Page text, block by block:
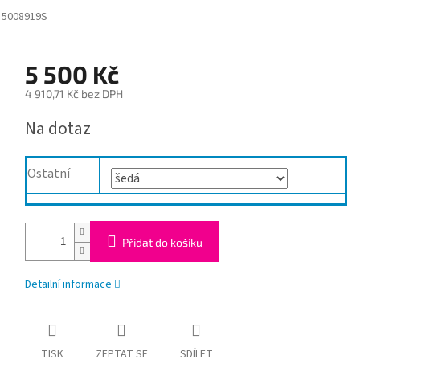
5008919S
5 500 Kč
4 910,71 Kč bez DPH
cena:
Na dotaz
Ostatní
Přidat do košíku
Detailní informace
TISK ZEPTAT SE SDÍLET